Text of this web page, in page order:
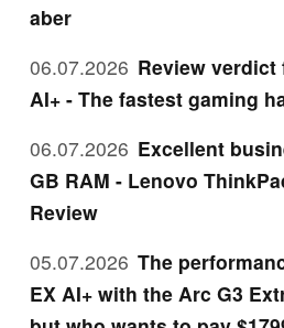
aber
06.07.2026 Review verdict
AI+ - The fastest gaming
06.07.2026 Excellent
GB RAM - Lenovo
Review
05.07.2026 The
EX AI+ with the Arc G3